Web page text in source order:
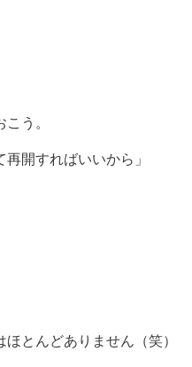
う。
開すればいいから」
とんどありません（笑）